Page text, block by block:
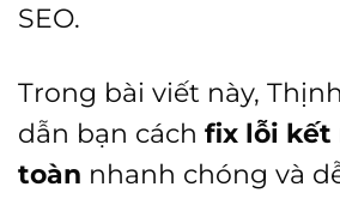
SEO.
Trong bài viết này,
dẫn bạn cách fix lỗi kết
toàn nhanh chóng và